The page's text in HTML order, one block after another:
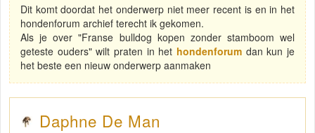
Dit komt doordat het onderwerp niet meer recent is en in het
hondenforum archief terecht ik gekomen.
Als je over "Franse bulldog kopen zonder stamboom wel
geteste ouders" wilt praten in het hondenforum dan kun je
het beste een nieuw onderwerp aanmaken
Daphne De Man